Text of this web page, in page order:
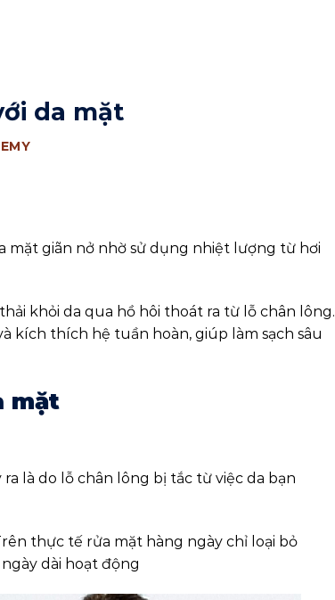
da mặt
mặt giãn nở nhờ sử dụng nhiệt lượng từ hơi
khỏi da qua hồ hôi thoát ra từ lỗ chân lông.
kích thích hệ tuần hoàn, giúp làm sạch sâu
mặt
là do lỗ chân lông bị tắc từ việc da bạn
thực tế rửa mặt hàng ngày chỉ loại bỏ
dài hoạt động